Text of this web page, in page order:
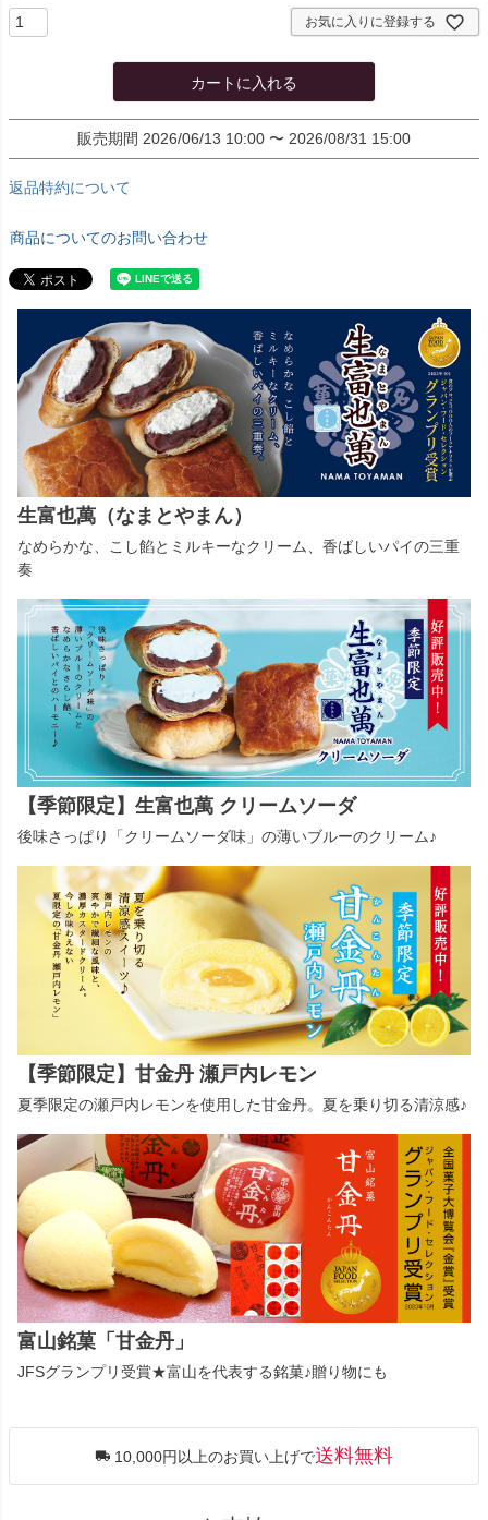
お気に入りに登録する
カートに入れる
販売期間 2026/06/13 10:00 〜 2026/08/31 15:00
返品特約について
商品についてのお問い合わせ
生富也萬（なまとやまん）
なめらかな、こし餡とミルキーなクリーム、香ばしいパイの三重
奏
【季節限定】生富也萬 クリームソーダ
後味さっぱり「クリームソーダ味」の薄いブルーのクリーム♪
【季節限定】甘金丹 瀬戸内レモン
夏季限定の瀬戸内レモンを使用した甘金丹。夏を乗り切る清涼感♪
富山銘菓「甘金丹」
JFSグランプリ受賞★富山を代表する銘菓♪贈り物にも
10,000円以上のお買い上げで送料無料